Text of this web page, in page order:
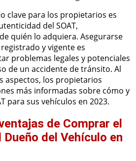
clave para los propietarios es
del SOAT,
quién lo adquiera. Asegurarse
y vigente es
problemas legales y potenciales
de un accidente de tránsito. Al
aspectos, los propietarios
más informadas sobre cómo y
para sus vehículos en 2023.
de Comprar el
Dueño del Vehículo en